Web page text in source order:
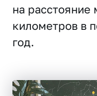
на
километров в
год.